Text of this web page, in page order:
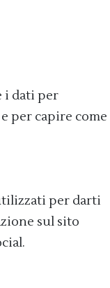
i dati per
per capire come
per darti
sul sito